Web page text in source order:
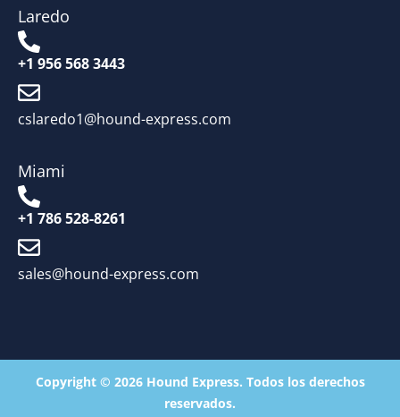
Laredo
+1 956 568 3443
cslaredo1@hound-express.com
Miami
+1 786 528-8261
sales@hound-express.com
Copyright © 2026 Hound Express. Todos los derechos
reservados.